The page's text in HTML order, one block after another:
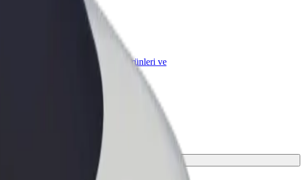
İşletmen için ölçeklendirilmiş Bolt ürünleri ve
mükemmel olanı bulun.